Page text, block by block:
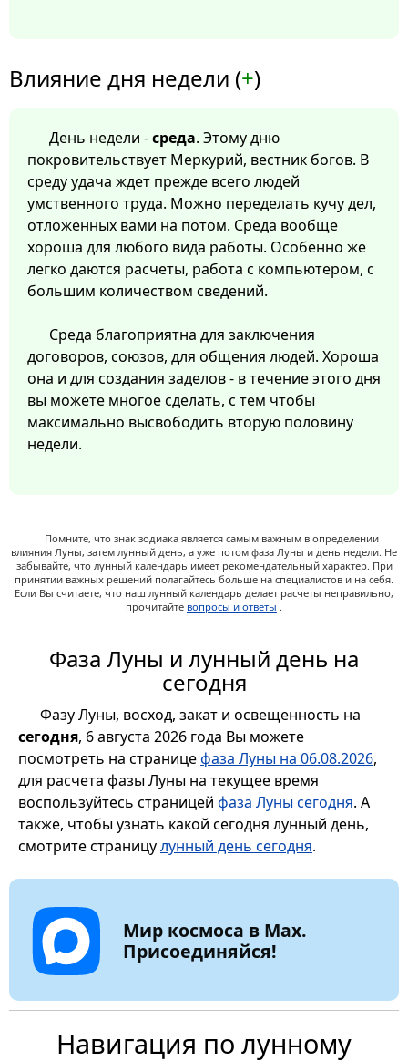
Влияние дня недели (+)
День недели -среда. Этому дню
покровительствует Меркурий, вестник богов. В
среду удача ждет прежде всего людей
умственного труда. Можно переделать кучу дел,
отложенных вами на потом. Среда вообще
хороша для любого вида работы. Особенно же
легко даются расчеты, работа с компьютером, с
большим количеством сведений.
Среда благоприятна для заключения
договоров, союзов, для общения людей. Хороша
она и для создания заделов - в течение этого дня
вы можете многое сделать, с тем чтобы
максимально высвободить вторую половину
недели.
Помните, что знак зодиака является самым важным в определении
влияния Луны, затем лунный день, а уже потом фаза Луны и день недели. Не
забывайте, что лунный календарь имеет рекомендательный характер. При
принятии важных решений полагайтесь больше на специалистов и на себя.
Если Вы считаете, что наш лунный календарь делает расчеты неправильно,
прочитайте вопросы и ответы .
Фаза Луны и лунный день на
сегодня
Фазу Луны, восход, закат и освещенность на
сегодня, 6 августа 2026 года Вы можете
посмотреть на страницефаза Луны на 06.08.2026,
для расчета фазы Луны на текущее время
воспользуйтесь страницей фаза Луны сегодня. А
также, чтобы узнать какой сегодня лунный день,
смотрите страницулунный день сегодня.
Мир космоса в Max.
Присоединяйся!
Навигация по лунному